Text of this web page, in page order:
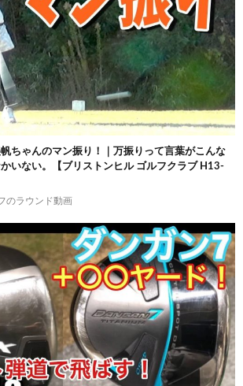
帆ちゃんのマン振り！｜万振りって言葉がこんな
いない。【ブリストンヒル ゴルフクラブ H13-
のラウンド動画